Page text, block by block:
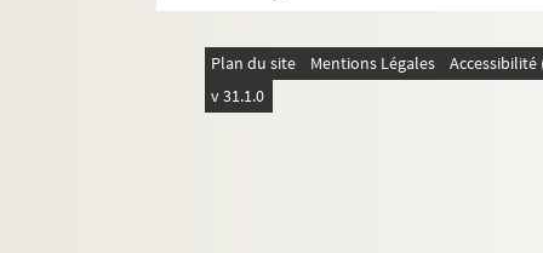
Plan du site Mentions Légales
v 31.1.0